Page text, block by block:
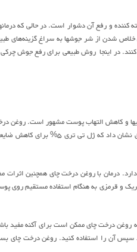
است که خسته کننده و رفع آن دشوار است. در حالی که
شدن از شر جوشها به سراغ گزینه‌های
کنند. در اینجا روش طبیعی برای رفع جوش
و کاهش التهاب پوست مشهور است. روغن
، دو نوع باکتری که موجب جوش چرکی می‌شوند، کمک می‌کند. یک تحقیق نشان داد که ژل تی تری ۵%
جوش چرکی اثراتی برابر با بنزوئیل پروکساید ۵%، داروی مشهور آکنه دارد. درمان با روغن درخت چای همچنین
و قرمزی به هنگام استفاده مستقیم روی
روغن درخت چای ممکن است برای آکنه مفید
آن را استفاده کنید. روغن درخت چای